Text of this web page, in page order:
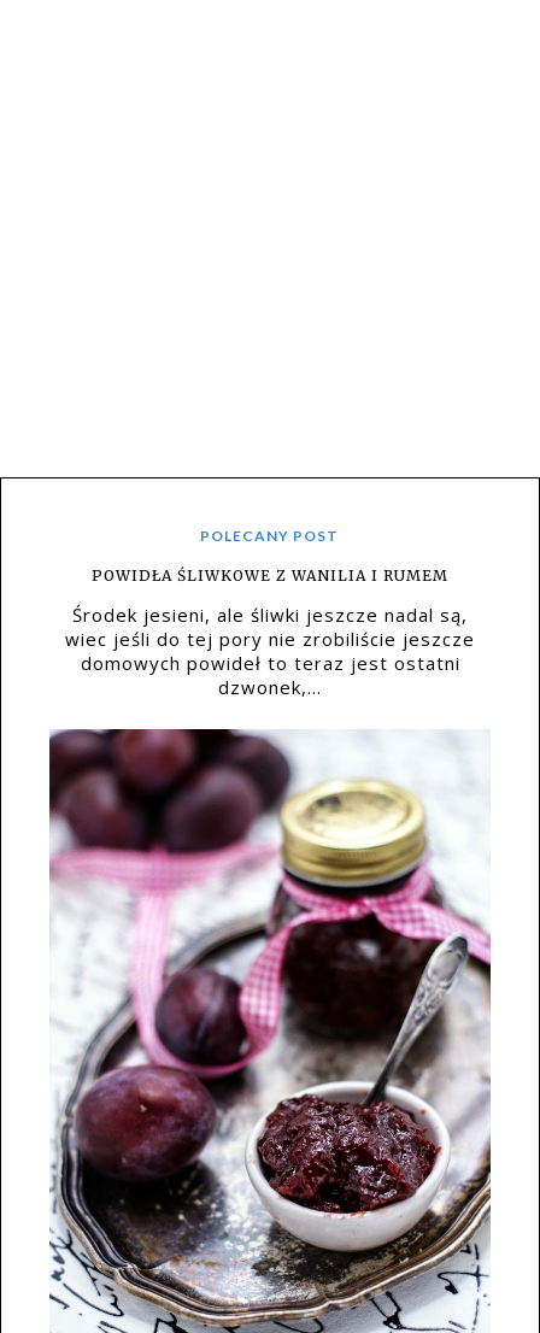
POLECANY POST
POWIDŁA ŚLIWKOWE Z WANILIA I RUMEM
Środek jesieni, ale śliwki jeszcze nadal są,
wiec jeśli do tej pory nie zrobiliście jeszcze
domowych powideł to teraz jest ostatni
dzwonek,...